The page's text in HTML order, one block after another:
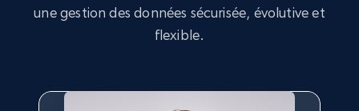
Target - Gather data on products using
Rating, Reviews count, Initial price, Discount,
une gestion des données sécurisée, évolutive et
flexible.